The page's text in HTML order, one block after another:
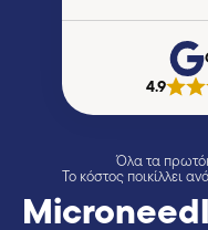
4.9
Όλα τα
Το κόστος ποικίλλει